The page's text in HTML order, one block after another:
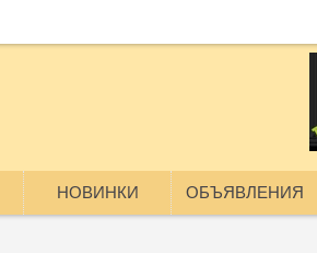
НОВИНКИ ОБЪЯВЛЕНИЯ